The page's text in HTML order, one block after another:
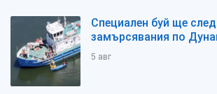
Специален буй ще
замърсявания по
5 авг